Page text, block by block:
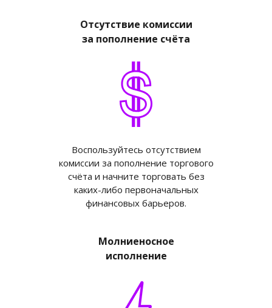
Отсутствие комиссии
за пополнение счёта
Воспользуйтесь отсутствием
комиссии за пополнение торгового
счёта и начните торговать без
каких-либо первоначальных
финансовых барьеров.
Молниеносное
исполнение